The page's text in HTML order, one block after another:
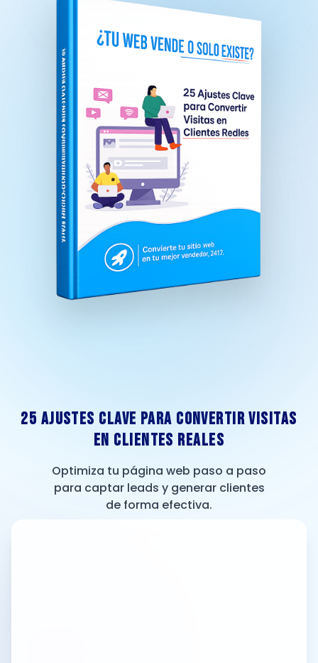
25 Ajustes Clave para Convertir Visitas
en Clientes Reales
Optimiza tu página web paso a paso
para captar leads y generar clientes
de forma efectiva.